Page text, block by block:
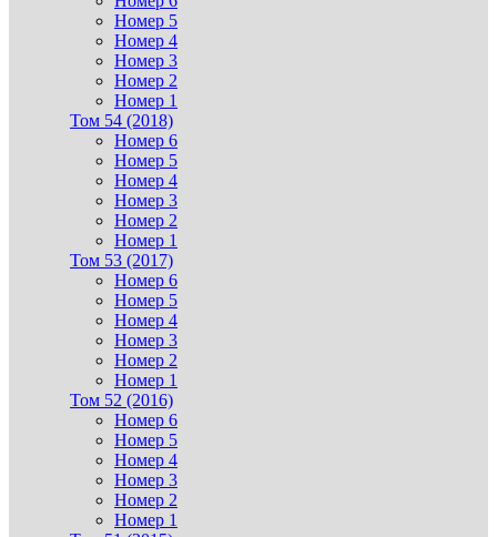
Номер 5
Номер 4
Номер 3
Номер 2
Номер 1
Том 54 (2018)
Номер 6
Номер 5
Номер 4
Номер 3
Номер 2
Номер 1
Том 53 (2017)
Номер 6
Номер 5
Номер 4
Номер 3
Номер 2
Номер 1
Том 52 (2016)
Номер 6
Номер 5
Номер 4
Номер 3
Номер 2
Номер 1